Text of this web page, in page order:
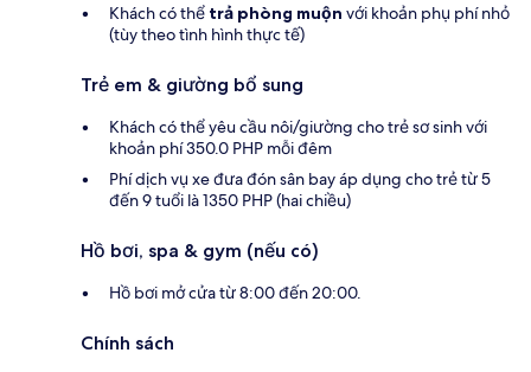
Khách có thể trả phòng muộn với khoản phụ phí nhỏ
(tùy theo tình hình thực tế)
Trẻ em & giường bổ sung
Khách có thể yêu cầu nôi/giường cho trẻ sơ sinh với
khoản phí 350.0 PHP mỗi đêm
Phí dịch vụ xe đưa đón sân bay áp dụng cho trẻ từ 5
đến 9 tuổi là 1350 PHP (hai chiều)
Hồ bơi, spa & gym (nếu có)
Hồ bơi mở cửa từ 8:00 đến 20:00.
Chính sách